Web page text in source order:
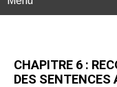
CHAPITRE 6 :
DES